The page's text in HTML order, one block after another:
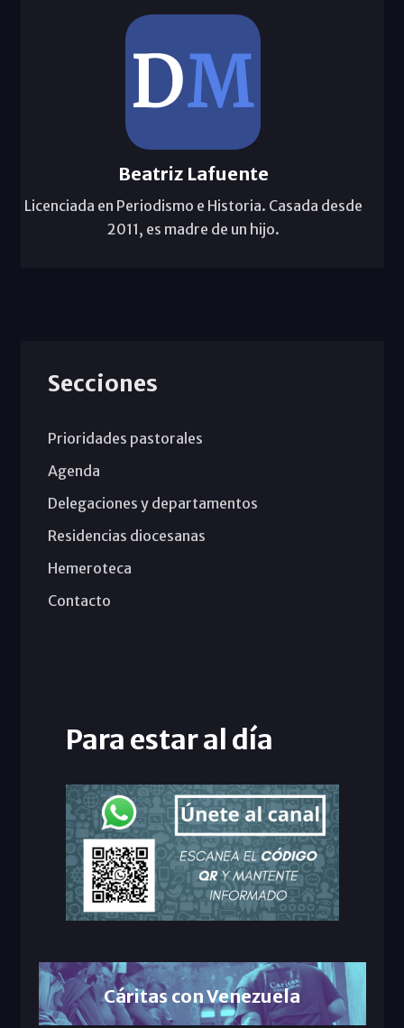
Beatriz Lafuente
Licenciada en Periodismo e Historia. Casada desde
2011, es madre de un hijo.
Secciones
Prioridades pastorales
Agenda
Delegaciones y departamentos
Residencias diocesanas
Hemeroteca
Contacto
Para estar al día
Cáritas con Venezuela